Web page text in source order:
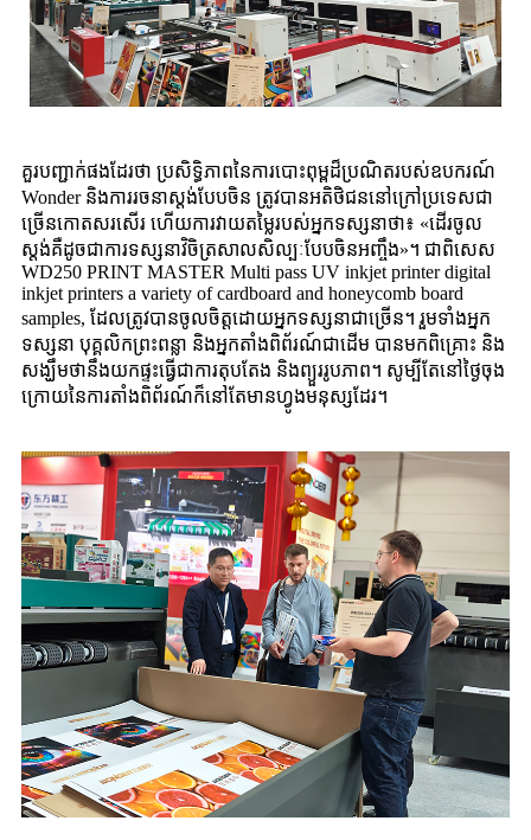
គួរបញ្ជាក់ផងដែរថា ប្រសិទ្ធិភាពនៃការបោះពុម្ពដ៏ប្រណិតរបស់ឧបករណ៍
Wonder និងការរចនាស្តង់បែបចិន ត្រូវបានអតិថិជននៅក្រៅប្រទេសជា
ច្រើនកោតសរសើរ ហើយការវាយតម្លៃរបស់អ្នកទស្សនាថា៖ «ដើរចូល
ស្តង់គឺដូចជាការទស្សនាវិចិត្រសាលសិល្បៈបែបចិនអញ្ចឹង»។ ជាពិសេស
WD250 PRINT MASTER Multi pass UV inkjet printer digital
inkjet printers a variety of cardboard and honeycomb board
samples, ដែលត្រូវបានចូលចិត្តដោយអ្នកទស្សនាជាច្រើន។ រួមទាំងអ្នក
ទស្សនា បុគ្គលិកព្រះពន្លា និងអ្នកតាំងពិព័រណ៍ជាដើម បានមកពិគ្រោះ និង
សង្ឃឹមថានឹងយកផ្ទះធ្វើជាការតុបតែង និងព្យួររូបភាព។ សូម្បីតែនៅថ្ងៃចុង
ក្រោយនៃការតាំងពិព័រណ៍ក៏នៅតែមានហ្វូងមនុស្សដែរ។